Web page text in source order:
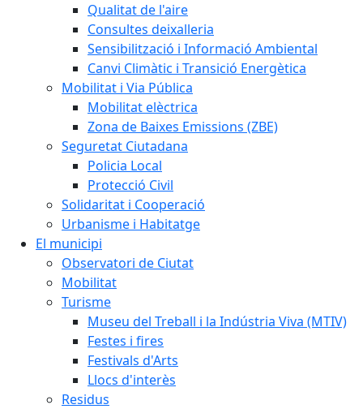
Qualitat de l'aire
Consultes deixalleria
Sensibilització i Informació Ambiental
Canvi Climàtic i Transició Energètica
Mobilitat i Via Pública
Mobilitat elèctrica
Zona de Baixes Emissions (ZBE)
Seguretat Ciutadana
Policia Local
Protecció Civil
Solidaritat i Cooperació
Urbanisme i Habitatge
El municipi
Observatori de Ciutat
Mobilitat
Turisme
Museu del Treball i la Indústria Viva (MTIV)
Festes i fires
Festivals d'Arts
Llocs d'interès
Residus